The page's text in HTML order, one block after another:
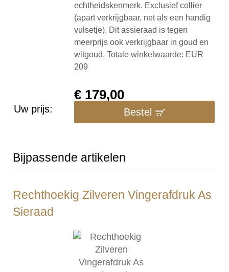
echtheidskenmerk. Exclusief collier
(apart verkrijgbaar, net als een handig
vulsetje). Dit assieraad is tegen
meerprijs ook verkrijgbaar in goud en
witgoud. Totale winkelwaarde: EUR
209
Uw prijs:
€ 179,00
Bestel
Bijpassende artikelen
Rechthoekig Zilveren Vingerafdruk As
Sieraad